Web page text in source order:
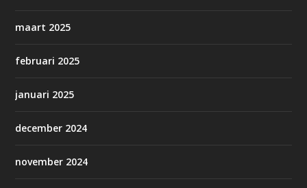
maart 2025
februari 2025
januari 2025
december 2024
november 2024